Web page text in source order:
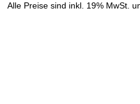
Alle Preise sind inkl. 19% MwSt.